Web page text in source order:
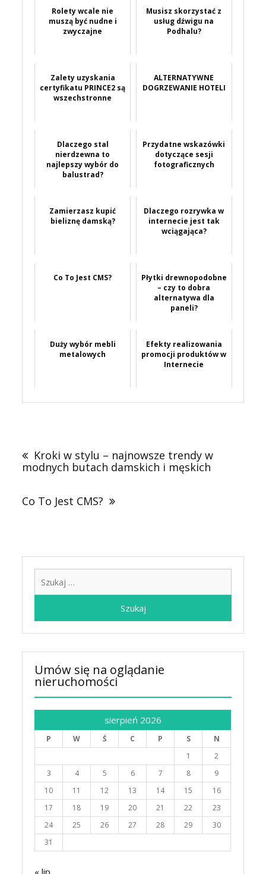
Rolety wcale nie
muszą być nudne i
zwyczajne
Musisz skorzystać z
usług dźwigu na
Podhalu?
Zalety uzyskania
certyfikatu PRINCE2 są
wszechstronne
ALTERNATYWNE
DOGRZEWANIE HOTELI
Dlaczego stal
nierdzewna to
najlepszy wybór do
balustrad?
Przydatne wskazówki
dotyczące sesji
fotograficznych
Zamierzasz kupić
bieliznę damską?
Dlaczego rozrywka w
internecie jest tak
wciągająca?
Co To Jest CMS?
Płytki drewnopodobne
– czy to dobra
alternatywa dla
paneli?
Duży wybór mebli
metalowych
Efekty realizowania
promocji produktów w
Internecie
wpisu
Kroki w stylu – najnowsze trendy w
modnych butach damskich i męskich
Co To Jest CMS?
Umów się na oglądanie
nieruchomości
sierpień 2026
P W Ś C P S
N
1
2
3
4 5 6 7 8
9
10
11 12 13 14 15
16
17
18 19 20 21 22
23
24
25 26 27 28 29
30
31